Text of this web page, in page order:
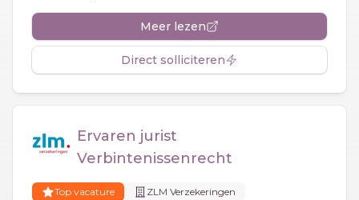
Meer lezen
Direct solliciteren
Ervaren jurist
Verbintenissenrecht
Top vacature
ZLM Verzekeringen